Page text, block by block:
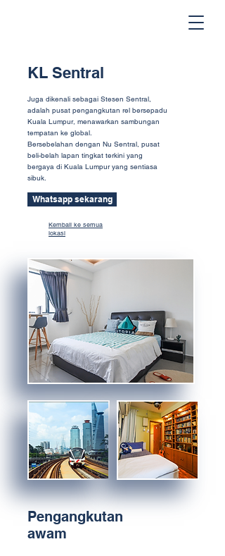
KL Sentral
Juga dikenali sebagai Stesen Sentral,
adalah pusat pengangkutan rel bersepadu
Kuala Lumpur, menawarkan sambungan
tempatan ke global.
Bersebelahan dengan Nu Sentral, pusat
beli-belah lapan tingkat terkini yang
bergaya di Kuala Lumpur yang sentiasa
sibuk.
Whatsapp sekarang
Kembali ke semua
lokasi
Pengangkutan
awam